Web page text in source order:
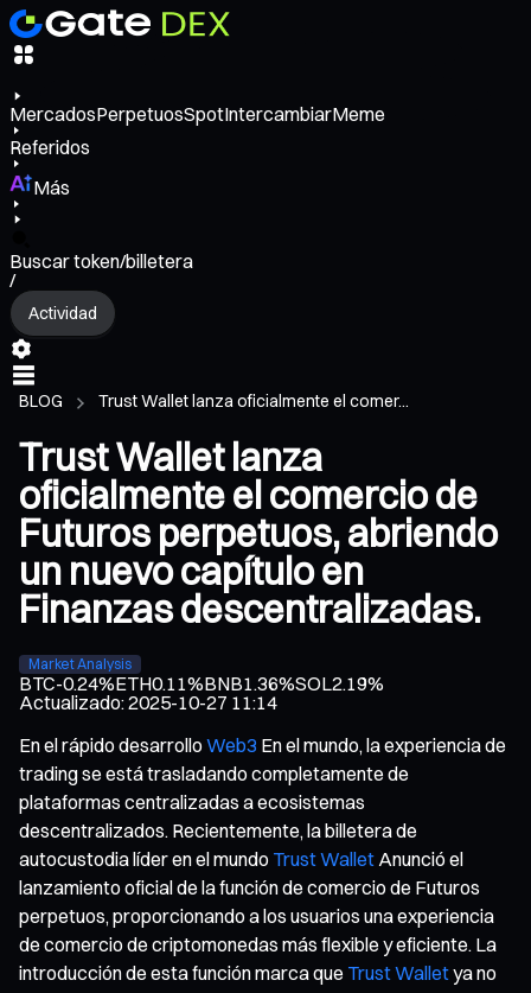
MercadosPerpetuosSpotIntercambiarMeme
Referidos
Más
Buscar token/billetera
/
Actividad
BLOG Trust Wallet lanza oficialmente el comer...
Trust Wallet lanza
oficialmente el comercio de
Futuros perpetuos, abriendo
un nuevo capítulo en
Finanzas descentralizadas.
Market Analysis
BTC-0.24%ETH0.11%BNB1.36%SOL2.19%
Actualizado:2025-10-27 11:14
En el rápido desarrolloWeb3 En el mundo, la experiencia de
trading se está trasladando completamente de
plataformas centralizadas a ecosistemas
descentralizados. Recientemente, la billetera de
autocustodia líder en el mundo Trust Wallet Anunció el
lanzamiento oficial de la función de comercio de Futuros
perpetuos, proporcionando a los usuarios una experiencia
de comercio de criptomonedas más flexible y eficiente. La
introducción de esta función marca que Trust Walletya no